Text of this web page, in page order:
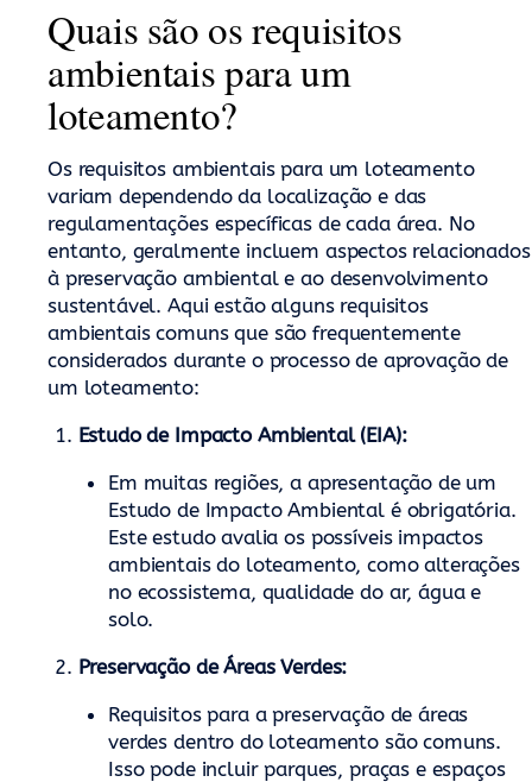
Quais são os requisitos
ambientais para um
loteamento?
Os requisitos ambientais para um loteamento
variam dependendo da localização e das
regulamentações específicas de cada área. No
entanto, geralmente incluem aspectos relacionados
à preservação ambiental e ao desenvolvimento
sustentável. Aqui estão alguns requisitos
ambientais comuns que são frequentemente
considerados durante o processo de aprovação de
um loteamento:
Estudo de Impacto Ambiental (EIA):
Em muitas regiões, a apresentação de um
Estudo de Impacto Ambiental é obrigatória.
Este estudo avalia os possíveis impactos
ambientais do loteamento, como alterações
no ecossistema, qualidade do ar, água e
solo.
Preservação de Áreas Verdes:
Requisitos para a preservação de áreas
verdes dentro do loteamento são comuns.
Isso pode incluir parques, praças e espaços